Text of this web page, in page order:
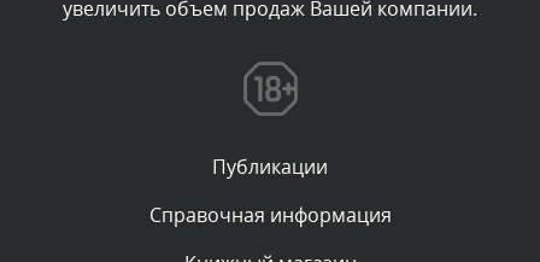
Комментарий проверяется
Текст комментария будет виден после проверки
Комментарий проверяется
Текст комментария будет виден после проверки
администратором.
увеличить объем продаж Вашей компании.
Публикации
Справочная информация